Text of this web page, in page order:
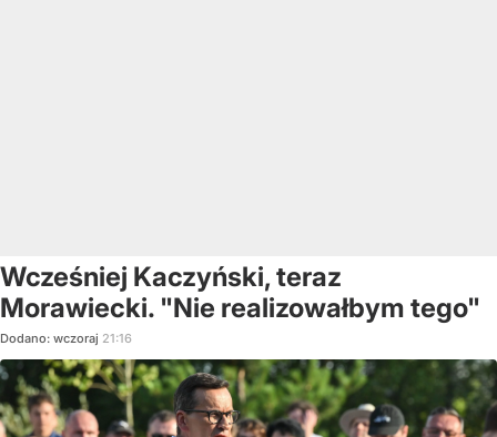
Wcześniej Kaczyński, teraz
Morawiecki. "Nie realizowałbym tego"
Dodano: wczoraj 21:16